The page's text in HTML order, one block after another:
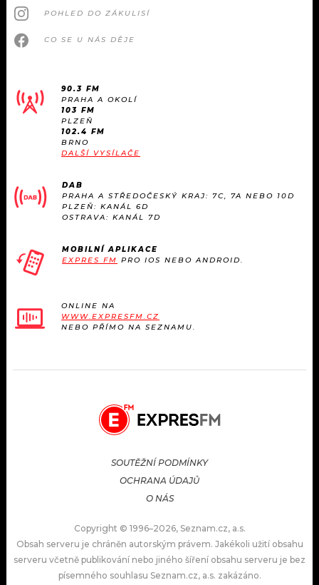
POHLED DO ZÁKULISÍ
CO SE U NÁS DĚJE
90.3 FM
PRAHA A OKOLÍ
103 FM
PLZEŇ
102.4 FM
BRNO
DALŠÍ VYSÍLAČE
DAB
PRAHA A STŘEDOČESKÝ KRAJ: 7C, 7A NEBO 10D
PLZEŇ: KANÁL 6D
OSTRAVA: KANÁL 7D
MOBILNÍ APLIKACE
EXPRES FM PRO IOS NEBO ANDROID.
ONLINE NA
WWW.EXPRESFM.CZ
NEBO PŘÍMO NA SEZNAMU.
SOUTĚŽNÍ PODMÍNKY
OCHRANA ÚDAJŮ
O NÁS
Copyright © 1996–2026, Seznam.cz, a.s.
Obsah serveru je chráněn autorským právem. Jakékoli užití obsahu
serveru včetně publikování nebo jiného šíření obsahu serveru je bez
písemného souhlasu Seznam.cz, a.s. zakázáno.